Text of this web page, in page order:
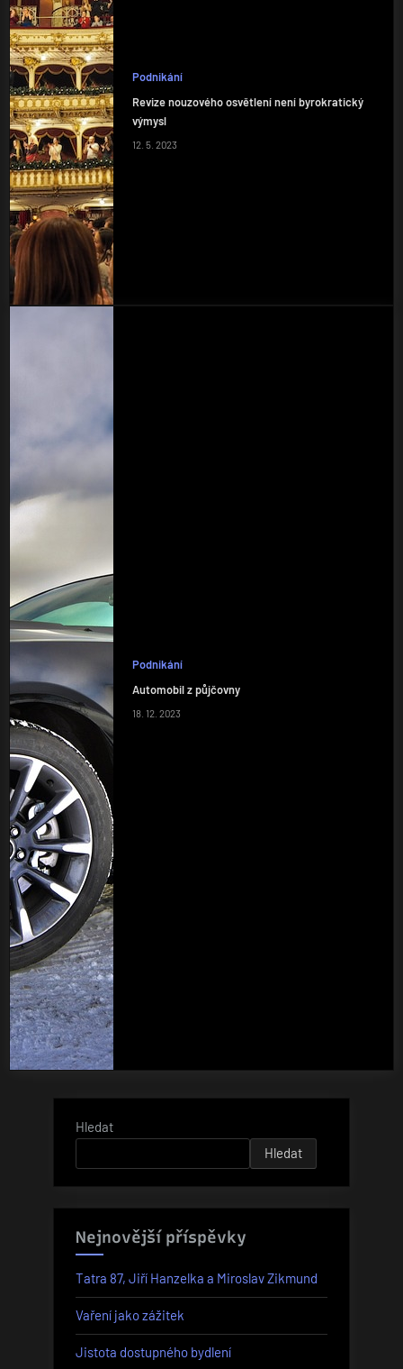
Podnikání
Revize nouzového osvětlení není byrokratický
výmysl
12. 5. 2023
Podnikání
Automobil z půjčovny
18. 12. 2023
Hledat
Hledat
Nejnovější příspěvky
Tatra 87, Jiří Hanzelka a Miroslav Zikmund
Vaření jako zážitek
Jistota dostupného bydlení